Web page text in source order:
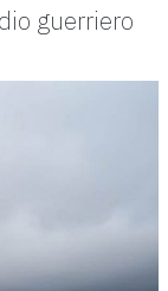
guerriero